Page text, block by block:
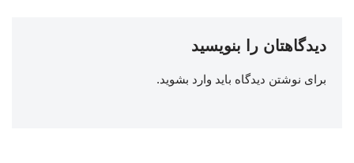
دیدگاهتان را بنویسید
برای نوشتن دیدگاه باید وارد بشوید.